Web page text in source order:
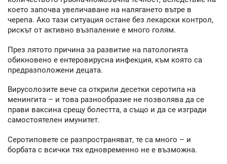
което започва увеличаване на налягането вътре в
черепа. Ако тази ситуация остане без лекарски контрол,
рискът от активно възпаление е много голям.
През лятото причина за развитие на патологията
обикновено е ентеровирусна инфекция, към която са
предразположени децата.
Вирусолозите вече са открили десетки серотипа на
менингита – и това разнообразие не позволява да се
прави ваксина срещу болестта, а също и да се изгради
самостоятелен имунитет.
Серотиповете се разпространяват, те са много – и
борбата с всички тях едновременно не е възможна.